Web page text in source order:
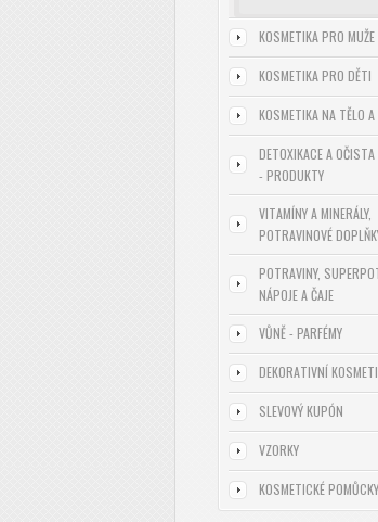
KOSMETIKA PRO MUŽE
KOSMETIKA PRO DĚTI
KOSMETIKA NA TĚLO A
DETOXIKACE A
- PRODUKTY
VITAMÍNY A MINERÁLY,
POTRAVINOVÉ
POTRAVINY,
NÁPOJE A ČAJE
VŮNĚ - PARFÉMY
DEKORATIVNÍ
SLEVOVÝ KUPÓN
VZORKY
KOSMETICKÉ POMŮCKY